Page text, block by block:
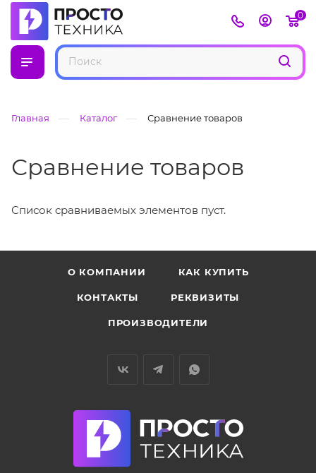
0
Сравнение товаров
Главная — Каталог — Сравнение товаров
Список сравниваемых элементов пуст.
О КОМПАНИИ КАК КУПИТЬ
КОНТАКТЫ РЕКВИЗИТЫ
ПРОИЗВОДИТЕЛИ